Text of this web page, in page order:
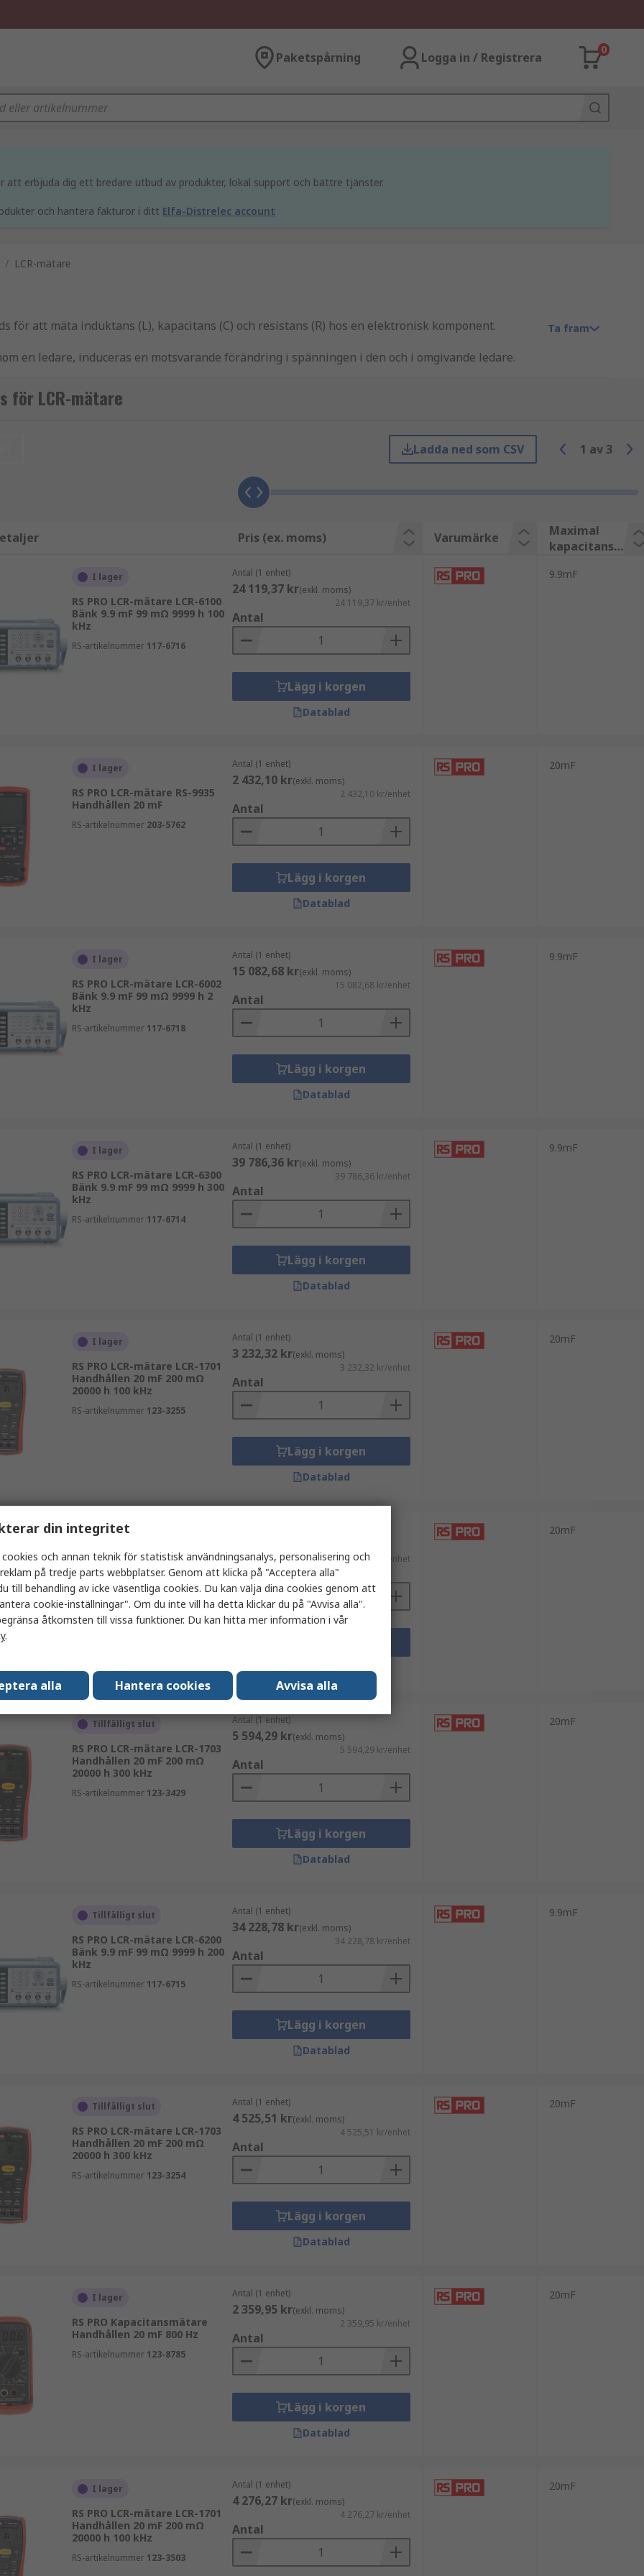
Paketspårning Logga in / Registrera
0
att erbjuda dig ett bredare utbud av produkter, lokal support och bättre tjänster.
och hantera fakturor i ditt Elfa-Distrelec account
/ LCR-mätare
för att mäta induktans (L), kapacitans (C) och resistans (R) hos en elektronisk komponent.
en ledare, induceras en motsvarande förändring i spänningen i den och i omgivande ledare.
kallas resistans.
dålig mätnoggrannhet. Både analoga och digitala LCR-mätare finns tillgängliga. Den analoga är
exakt.
som flyter genom en enhet under test (DUT). Den mäter spänningen (V) över den, strömmen (I)
spänning. Därefter kan du bestämma alla impedansparametrar från dessa tre faktorer.
till en krets:
har flera testfrekvenser och data som samlas in kan överföras till en dator via en USB-port.
De kan drivas på programmerbara frekvenser och kan styras via en dator.
under 100 kHz.
metod görs LCR-mätningen av en komponent genom att mäta strömmen och spänningen.
Ta fram
för LCR-mätare
Ladda ned som CSV 1 av 3
Pris (ex. moms) Varumärke
Maximal
kapacitans
I lager
RS PRO LCR-mätare LCR-6100
Bänk 9.9 mF 99 mΩ 9999 h 100
kHz
RS-artikelnummer 117-6716
Antal (1 enhet)
24 119,37 kr(exkl. moms)
24 119,37 kr/enhet
Antal
Lägg i korgen
Datablad
9.9mF
I lager
RS PRO LCR-mätare RS-9935
Handhållen 20 mF
RS-artikelnummer 203-5762
Antal (1 enhet)
2 432,10 kr(exkl. moms)
2 432,10 kr/enhet
Antal
Lägg i korgen
Datablad
20mF
I lager
RS PRO LCR-mätare LCR-6002
Bänk 9.9 mF 99 mΩ 9999 h 2
kHz
RS-artikelnummer 117-6718
Antal (1 enhet)
15 082,68 kr(exkl. moms)
15 082,68 kr/enhet
Antal
Lägg i korgen
Datablad
9.9mF
I lager
RS PRO LCR-mätare LCR-6300
Bänk 9.9 mF 99 mΩ 9999 h 300
kHz
RS-artikelnummer 117-6714
Antal (1 enhet)
39 786,36 kr(exkl. moms)
39 786,36 kr/enhet
Antal
Lägg i korgen
Datablad
9.9mF
I lager
RS PRO LCR-mätare LCR-1701
Handhållen 20 mF 200 mΩ
20000 h 100 kHz
RS-artikelnummer 123-3255
Antal (1 enhet)
3 232,32 kr(exkl. moms)
3 232,32 kr/enhet
Antal
Lägg i korgen
Datablad
20mF
I lager
RS PRO Kapacitansmätare
Handhållen 20 mF 800 Hz
RS-artikelnummer123-8770
1 353,19 kr/enhet
Antal
Datablad
20mF
Tillfälligt slut
RS PRO LCR-mätare LCR-1703
Handhållen 20 mF 200 mΩ
20000 h 300 kHz
RS-artikelnummer 123-3429
Antal (1 enhet)
5 594,29 kr(exkl. moms)
5 594,29 kr/enhet
Antal
Lägg i korgen
Datablad
20mF
Tillfälligt slut
RS PRO LCR-mätare LCR-6200
Bänk 9.9 mF 99 mΩ 9999 h 200
kHz
RS-artikelnummer 117-6715
Antal (1 enhet)
34 228,78 kr(exkl. moms)
34 228,78 kr/enhet
Antal
Lägg i korgen
Datablad
9.9mF
Tillfälligt slut
RS PRO LCR-mätare LCR-1703
Handhållen 20 mF 200 mΩ
20000 h 300 kHz
RS-artikelnummer 123-3254
Antal (1 enhet)
4 525,51 kr(exkl. moms)
4 525,51 kr/enhet
Antal
Lägg i korgen
Datablad
20mF
I lager
RS PRO Kapacitansmätare
Handhållen 20 mF 800 Hz
RS-artikelnummer 123-8785
Antal (1 enhet)
2 359,95 kr(exkl. moms)
2 359,95 kr/enhet
Antal
Lägg i korgen
Datablad
20mF
I lager
RS PRO LCR-mätare LCR-1701
Handhållen 20 mF 200 mΩ
20000 h 100 kHz
RS-artikelnummer 123-3503
Antal (1 enhet)
4 276,27 kr(exkl. moms)
4 276,27 kr/enhet
Antal
20mF
din integritet
cookies och annan teknik för statistisk användningsanalys, personalisering och
på tredje parts webbplatser. Genom att klicka på "Acceptera alla"
till behandling av icke väsentliga cookies. Du kan välja dina cookies genom att
cookie-inställningar". Om du inte vill ha detta klickar du på "Avvisa alla".
åtkomsten till vissa funktioner. Du kan hitta mer information i vår
.
alla Hantera cookies Avvisa alla